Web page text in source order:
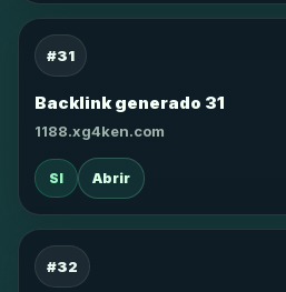
#31
Backlink generado 31
1188.xg4ken.com
SI Abrir
#32